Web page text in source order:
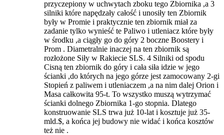
przyczepiony w uchwytach zboku tego Zbiornika ,a 3
silniki które napędzały całość i unosiły ten Zbiornik
były w Promie i praktycznie ten zbiornik miał za
zadanie tylko wynieść te Paliwo i utleniacz które były
w środku ,a ciągły go do góry 2 boczne Boostery i
Prom . Diametralnie inaczej na ten zbiornik są
rozłożone Siły w Rakiecie SLS. 4 Silniki od spodu
Cisną ten zbiornik do góry i cała siła idzie w jego
ścianki ,do których na jego górze jest zamocowany 2-gi
Stopień z paliwem i utleniaczem ,a na nim dalej Orion i
Masa całkowita 95-t. To wszystko muszą wytrzymać
ścianki dolnego Zbiornika 1-go stopnia. Dlatego
konstruowanie SLS trwa już 10-lat i kosztuje już 35-
mld.$, a końca jej budowy nie widać i końca kosztów
też nie .